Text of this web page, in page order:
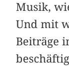
Musik,
Und mit
Beiträge